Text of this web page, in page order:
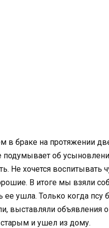
в браке на протяжении
подумывает об
Не хочется
В итоге мы взяли
ее ушла. Только когда
выставляли объявления
и ушел из дому.